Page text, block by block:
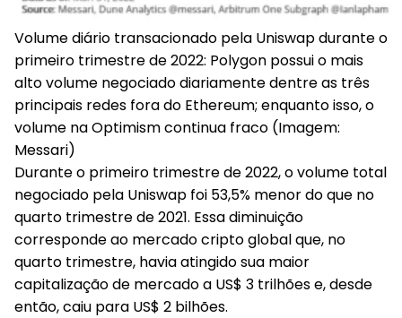
Volume diário transacionado pela Uniswap durante o
primeiro trimestre de 2022: Polygon possui o mais
alto volume negociado diariamente dentre as três
principais redes fora do Ethereum; enquanto isso, o
volume na Optimism continua fraco (Imagem:
Messari)
Durante o primeiro trimestre de 2022, o volume total
negociado pela Uniswap foi 53,5% menor do que no
quarto trimestre de 2021. Essa diminuição
corresponde ao mercado cripto global que, no
quarto trimestre, havia atingido sua maior
capitalização de mercado a US$ 3 trilhões e, desde
então, caiu para US$ 2 bilhões.